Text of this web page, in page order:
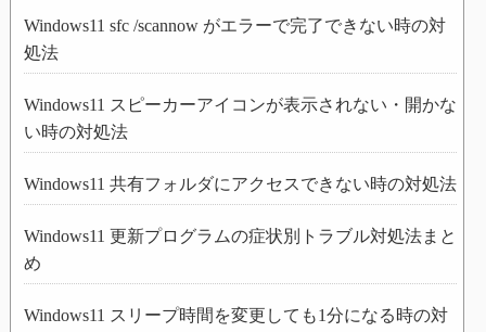
Windows11 sfc /scannow がエラーで完了できない時の対
処法
Windows11 スピーカーアイコンが表示されない・開かな
い時の対処法
Windows11 共有フォルダにアクセスできない時の対処法
Windows11 更新プログラムの症状別トラブル対処法まと
め
Windows11 スリープ時間を変更しても1分になる時の対